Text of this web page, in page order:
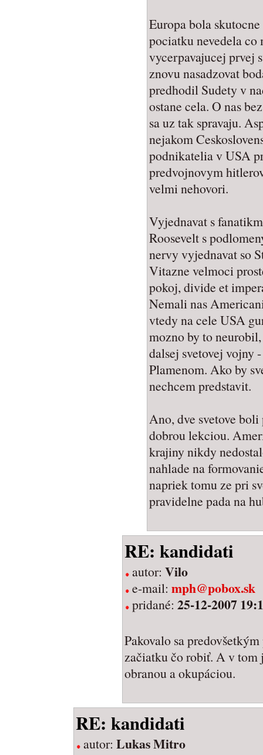
Europa bola
pociatku nevedela
vycerpavajucej prvej
znovu nasadzovat
predhodil Sudety v
ostane cela. O nas
sa uz tak spravaju.
nejakom
podnikatelia v USA
predvojnovym
velmi nehovori.
Vyjednavat s
Roosevelt s
nervy vyjednavat so
Vitazne velmoci
pokoj, divide et
Nemali nas
vtedy na cele USA
mozno by to
dalsej svetovej vojny
Plamenom. Ako by
nechcem predstavit.
Ano, dve svetove
dobrou lekciou.
krajiny nikdy
nahlade na
napriek tomu ze pri
pravidelne pada na
RE: kandidati
autor: Vilo
e-mail: mph@pobox.sk
pridané: 25-12-2007
Pakovalo sa
začiatku čo robiť. A v
obranou a okupáciou.
RE: kandidati
autor: Lukas Mitro